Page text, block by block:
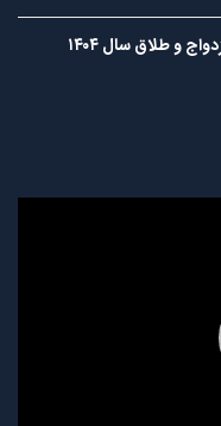
و طلاق سال ۱۴۰۴